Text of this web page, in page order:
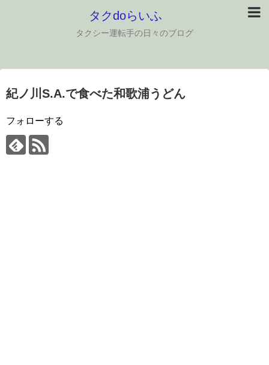
タクdoらいふ
タクシー運転手の日々のブログ
紀ノ川S.A.で食べた和歌浦うどん
フォローする